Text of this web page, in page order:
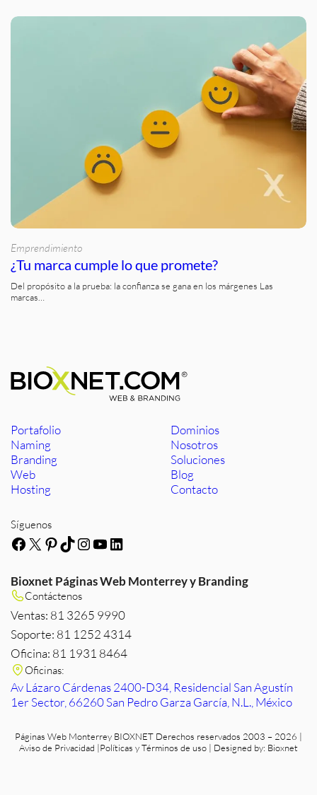
Emprendimiento
¿Tu marca cumple lo que promete?
Del propósito a la prueba: la confianza se gana en los márgenes Las
marcas…
Portafolio
Naming
Branding
Web
Hosting
Dominios
Nosotros
Soluciones
Blog
Contacto
Síguenos
Facebook
X Pinterest
TikTok
Instagram
YouTube
LinkedIn
Bioxnet Páginas Web Monterrey y Branding
Contáctenos
Ventas: 81 3265 9990
Soporte: 81 1252 4314
Oficina: 81 1931 8464
Oficinas:
Av Lázaro Cárdenas 2400-D34, Residencial San Agustín
1er Sector, 66260 San Pedro Garza García, N.L., México
Páginas Web Monterrey BIOXNET Derechos reservados 2003 – 2026 |
Aviso de Privacidad |Políticas y Términos de uso | Designed by: Bioxnet